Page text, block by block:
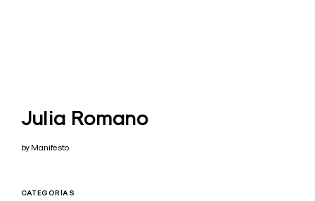
Julia Romano
by Manifesto
CATEGORÍAS